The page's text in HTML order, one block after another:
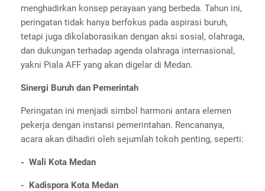
menghadirkan konsep perayaan yang berbeda. Tahun ini,
peringatan tidak hanya berfokus pada aspirasi buruh,
tetapi juga dikolaborasikan dengan aksi sosial, olahraga,
dan dukungan terhadap agenda olahraga internasional,
yakni Piala AFF yang akan digelar di Medan.
Sinergi Buruh dan Pemerintah
Peringatan ini menjadi simbol harmoni antara elemen
pekerja dengan instansi pemerintahan. Rencananya,
acara akan dihadiri oleh sejumlah tokoh penting, seperti:
- Wali Kota Medan
- Kadispora Kota Medan